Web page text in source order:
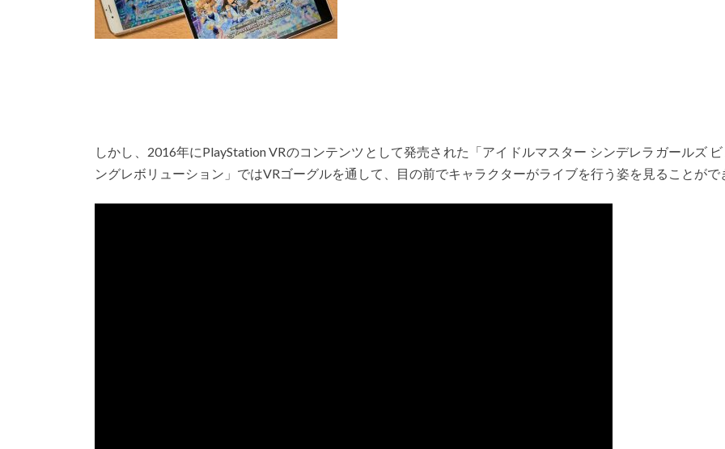
しかし、2016年にPlayStation VRのコンテンツとして発売された「アイドルマスター シンデレラガールズ ビ
ングレボリューション」ではVRゴーグルを通して、目の前でキャラクターがライブを行う姿を見ることがで